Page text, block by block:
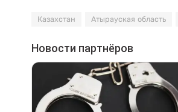
Казахстан Атырауская область